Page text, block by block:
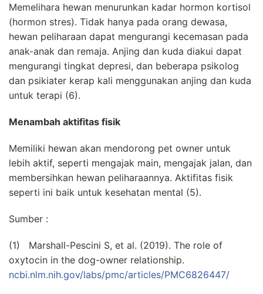
Memelihara hewan menurunkan kadar hormon kortisol
(hormon stres). Tidak hanya pada orang dewasa,
hewan peliharaan dapat mengurangi kecemasan pada
anak-anak dan remaja. Anjing dan kuda diakui dapat
mengurangi tingkat depresi, dan beberapa psikolog
dan psikiater kerap kali menggunakan anjing dan kuda
untuk terapi (6).
Menambah aktifitas fisik
Memiliki hewan akan mendorong pet owner untuk
lebih aktif, seperti mengajak main, mengajak jalan, dan
membersihkan hewan peliharaannya. Aktifitas fisik
seperti ini baik untuk kesehatan mental (5).
Sumber :
(1) Marshall-Pescini S, et al. (2019). The role of
oxytocin in the dog-owner relationship.
ncbi.nlm.nih.gov/labs/pmc/articles/PMC6826447/